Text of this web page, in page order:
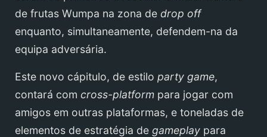
de frutas Wumpa na zona de drop off
enquanto, simultaneamente, defendem-na da
equipa adversária.
Este novo cápitulo, de estilo party game,
contará com cross-platform para jogar com
amigos em outras plataformas, e toneladas de
elementos de estratégia de gameplay para